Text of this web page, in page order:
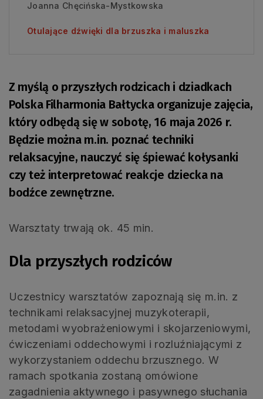
Joanna Chęcińska-Mystkowska
Otulające dźwięki dla brzuszka i maluszka
Z myślą o przyszłych rodzicach i dziadkach
Polska Filharmonia Bałtycka organizuje zajęcia,
który odbędą się w sobotę, 16 maja 2026 r.
Będzie można m.in. poznać techniki
relaksacyjne, nauczyć się śpiewać kołysanki
czy też interpretować reakcje dziecka na
bodźce zewnętrzne.
Warsztaty trwają ok. 45 min.
Dla przyszłych rodziców
Uczestnicy warsztatów zapoznają się m.in. z
technikami relaksacyjnej muzykoterapii,
metodami wyobrażeniowymi i skojarzeniowymi,
ćwiczeniami oddechowymi i rozluźniającymi z
wykorzystaniem oddechu brzusznego. W
ramach spotkania zostaną omówione
zagadnienia aktywnego i pasywnego słuchania